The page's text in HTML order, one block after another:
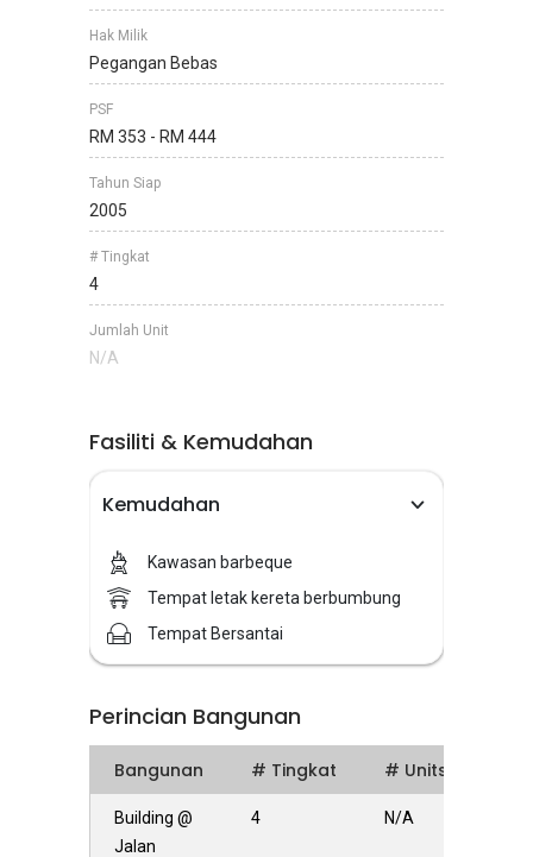
Hak Milik
Pegangan Bebas
PSF
RM 353 - RM 444
Tahun Siap
2005
# Tingkat
4
Jumlah Unit
N/A
Fasiliti & Kemudahan
Kemudahan
Kawasan barbeque
Tempat letak kereta berbumbung
Tempat Bersantai
Perincian Bangunan
Bangunan # Tingkat # Units
Building @
Jalan
4 N/A